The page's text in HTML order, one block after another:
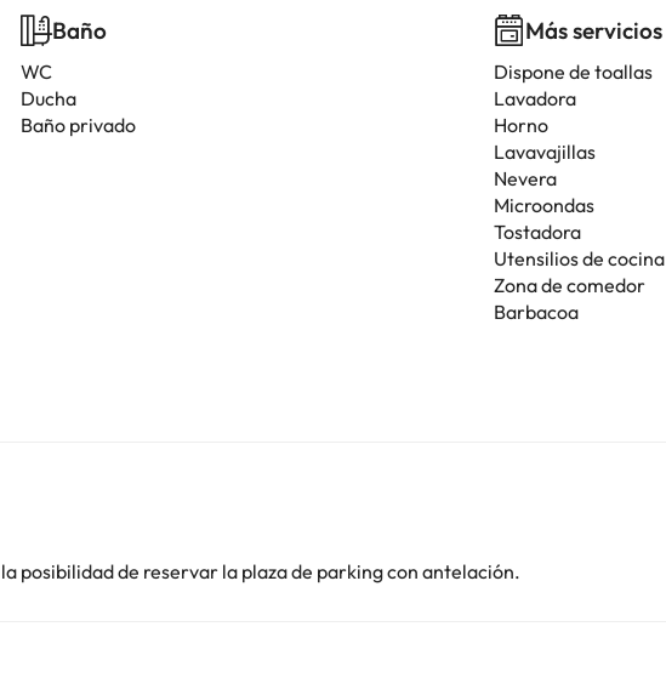
Baño
WC
Ducha
Baño privado
Más servicios
Dispone de toallas
Lavadora
Horno
Lavavajillas
Nevera
Microondas
Tostadora
Utensilios de cocina
Zona de comedor
Barbacoa
posibilidad de reservar la plaza de parking con antelación.